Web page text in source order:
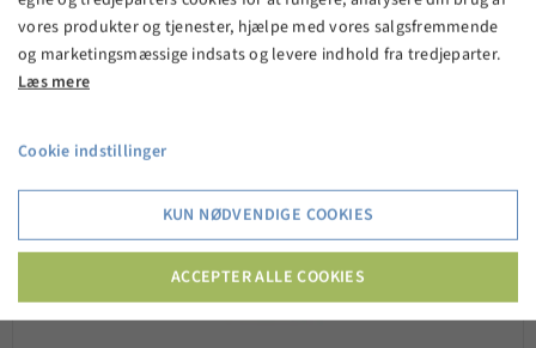
vores produkter og tjenester, hjælpe med vores salgsfremmende
og marketingsmæssige indsats og levere indhold fra tredjeparter.
Læs mere
Cookie indstillinger
KUN NØDVENDIGE COOKIES
ACCEPTER ALLE COOKIES